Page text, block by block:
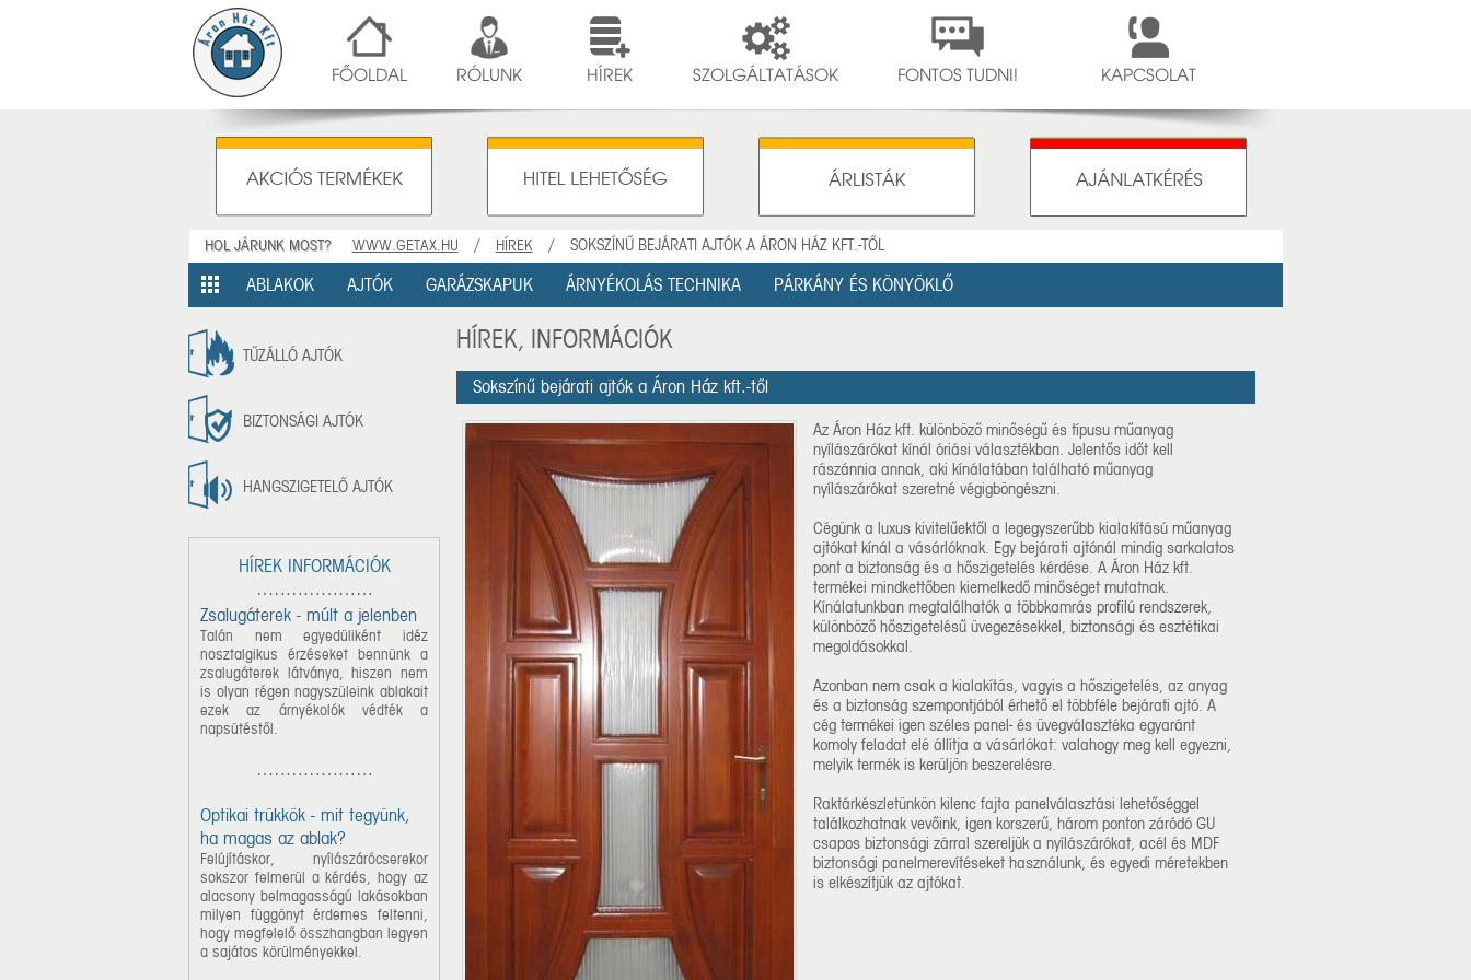
FŐOLDAL RÓLUNK HÍREK SZOLGÁLTATÁSOK FONTOS TUDNI! KAPCSOLAT
HOL JÁRUNK MOST? WWW.GETAX.HU / HÍREK/ SOKSZÍNŰ BEJÁRATI AJTÓK A ÁRON HÁZ KFT.-TŐL
ABLAKOK AJTÓK GARÁZSKAPUK ÁRNYÉKOLÁS TECHNIKA PÁRKÁNY ÉS KÖNYÖKLŐ
HÍREK, INFORMÁCIÓK
Sokszínű bejárati ajtók a Áron Ház kft.-től
Az Áron Ház kft. különböző minőségű és típusu műanyag
nyílászárókat kínál óriási választékban. Jelentős időt kell
rászánnia annak, aki kínálatában található műanyag
nyílászárókat szeretné végigböngészni.
Cégünk a luxus kivitelűektől a legegyszerűbb kialakítású műanyag
ajtókat kínál a vásárlóknak. Egy bejárati ajtónál mindig sarkalatos
pont a biztonság és a hőszigetelés kérdése. A Áron Ház kft.
termékei mindkettőben kiemelkedő minőséget mutatnak.
Kínálatunkban megtalálhatók a többkamrás profilú rendszerek,
különböző hőszigetelésű üvegezésekkel, biztonsági és esztétikai
megoldásokkal.
Azonban nem csak a kialakítás, vagyis a hőszigetelés, az anyag
és a biztonság szempontjából érhető el többféle bejárati ajtó. A
cég termékei igen széles panel- és üvegválasztéka egyaránt
komoly feladat elé állítja a vásárlókat: valahogy meg kell egyezni,
melyik termék is kerüljön beszerelésre.
Raktárkészletünkön kilenc fajta panelválasztási lehetőséggel
találkozhatnak vevőink, igen korszerű, három ponton záródó GU
csapos biztonsági zárral szereljük a nyílászárókat, acél és MDF
biztonsági panelmerevítéseket használunk, és egyedi méretekben
is elkészítjük az ajtókat.
TŰZÁLLÓ AJTÓK
BIZTONSÁGI AJTÓK
HANGSZIGETELŐ AJTÓK
HÍREK INFORMÁCIÓK
Zsalugáterek - múlt a jelenben
Talán nem egyedüliként idéz
nosztalgikus érzéseket bennünk a
zsalugáterek látványa, hiszen nem
is olyan régen nagyszüleink ablakait
ezek az árnyékolók védték a
napsütéstől.
Optikai trükkök - mit tegyünk,
ha magas az ablak?
Felújításkor, nyílászárócserekor
sokszor felmerül a kérdés, hogy az
alacsony belmagasságú lakásokban
milyen függönyt érdemes feltenni,
hogy megfelelő összhangban legyen
a sajátos körülményekkel.